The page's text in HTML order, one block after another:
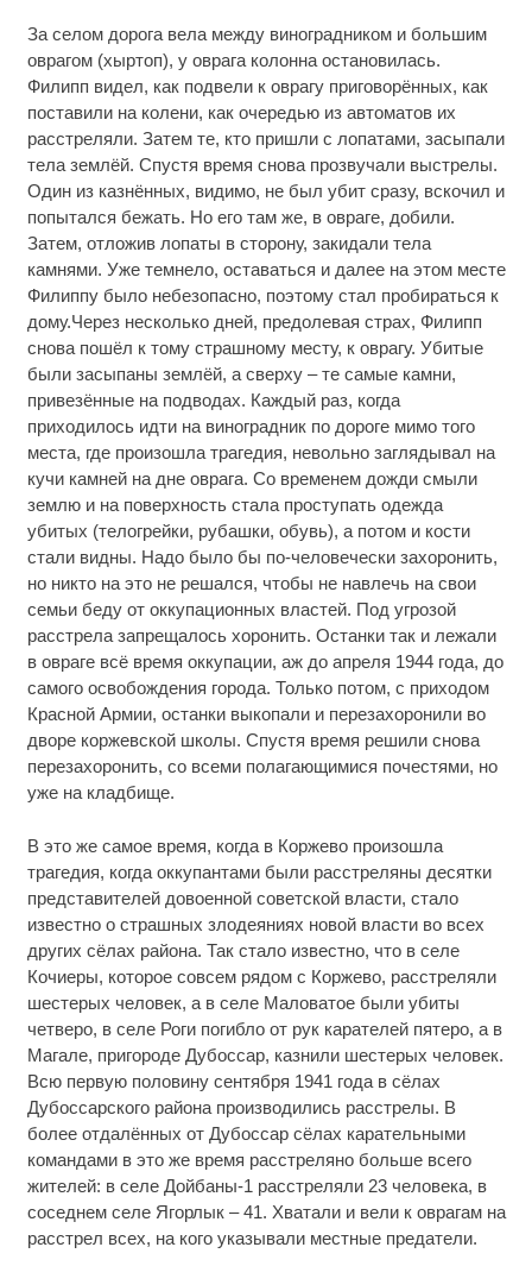
За селом дорога вела между виноградником и большим
оврагом (хыртоп), у оврага колонна остановилась.
Филипп видел, как подвели к оврагу приговорённых, как
поставили на колени, как очередью из автоматов их
расстреляли. Затем те, кто пришли с лопатами, засыпали
тела землёй. Спустя время снова прозвучали выстрелы.
Один из казнённых, видимо, не был убит сразу, вскочил и
попытался бежать. Но его там же, в овраге, добили.
Затем, отложив лопаты в сторону, закидали тела
камнями. Уже темнело, оставаться и далее на этом месте
Филиппу было небезопасно, поэтому стал пробираться к
дому.Через несколько дней, предолевая страх, Филипп
снова пошёл к тому страшному месту, к оврагу. Убитые
были засыпаны землёй, а сверху – те самые камни,
привезённые на подводах. Каждый раз, когда
приходилось идти на виноградник по дороге мимо того
места, где произошла трагедия, невольно заглядывал на
кучи камней на дне оврага. Со временем дожди смыли
землю и на поверхность стала проступать одежда
убитых (телогрейки, рубашки, обувь), а потом и кости
стали видны. Надо было бы по-человечески захоронить,
но никто на это не решался, чтобы не навлечь на свои
семьи беду от оккупационных властей. Под угрозой
расстрела запрещалось хоронить. Останки так и лежали
в овраге всё время оккупации, аж до апреля 1944 года, до
самого освобождения города. Только потом, с приходом
Красной Армии, останки выкопали и перезахоронили во
дворе коржевской школы. Спустя время решили снова
перезахоронить, со всеми полагающимися почестями, но
уже на кладбище.
В это же самое время, когда в Коржево произошла
трагедия, когда оккупантами были расстреляны десятки
представителей довоенной советской власти, стало
известно о страшных злодеяниях новой власти во всех
других сёлах района. Так стало известно, что в селе
Кочиеры, которое совсем рядом с Коржево, расстреляли
шестерых человек, а в селе Маловатое были убиты
четверо, в селе Роги погибло от рук карателей пятеро, а в
Магале, пригороде Дубоссар, казнили шестерых человек.
Всю первую половину сентября 1941 года в сёлах
Дубоссарского района производились расстрелы. В
более отдалённых от Дубоссар сёлах карательными
командами в это же время расстреляно больше всего
жителей: в селе Дойбаны-1 расстреляли 23 человека, в
соседнем селе Ягорлык – 41. Хватали и вели к оврагам на
расстрел всех, на кого указывали местные предатели.